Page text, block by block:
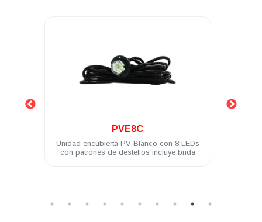
PVL4A
Modulo PV ASSAULT 4 LED 3W difusor
180° ámbar